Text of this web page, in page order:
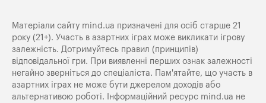
Матеріали сайту mind.ua призначені для осіб старше 21
року (21+). Участь в азартних іграх може викликати ігрову
залежність. Дотримуйтесь правил (принципів)
відповідальної гри. При виявленні перших ознак залежності
негайно зверніться до спеціаліста. Пам'ятайте, що участь в
азартних іграх не може бути джерелом доходів або
альтернативою роботі. Інформаційний ресурс mind.ua не